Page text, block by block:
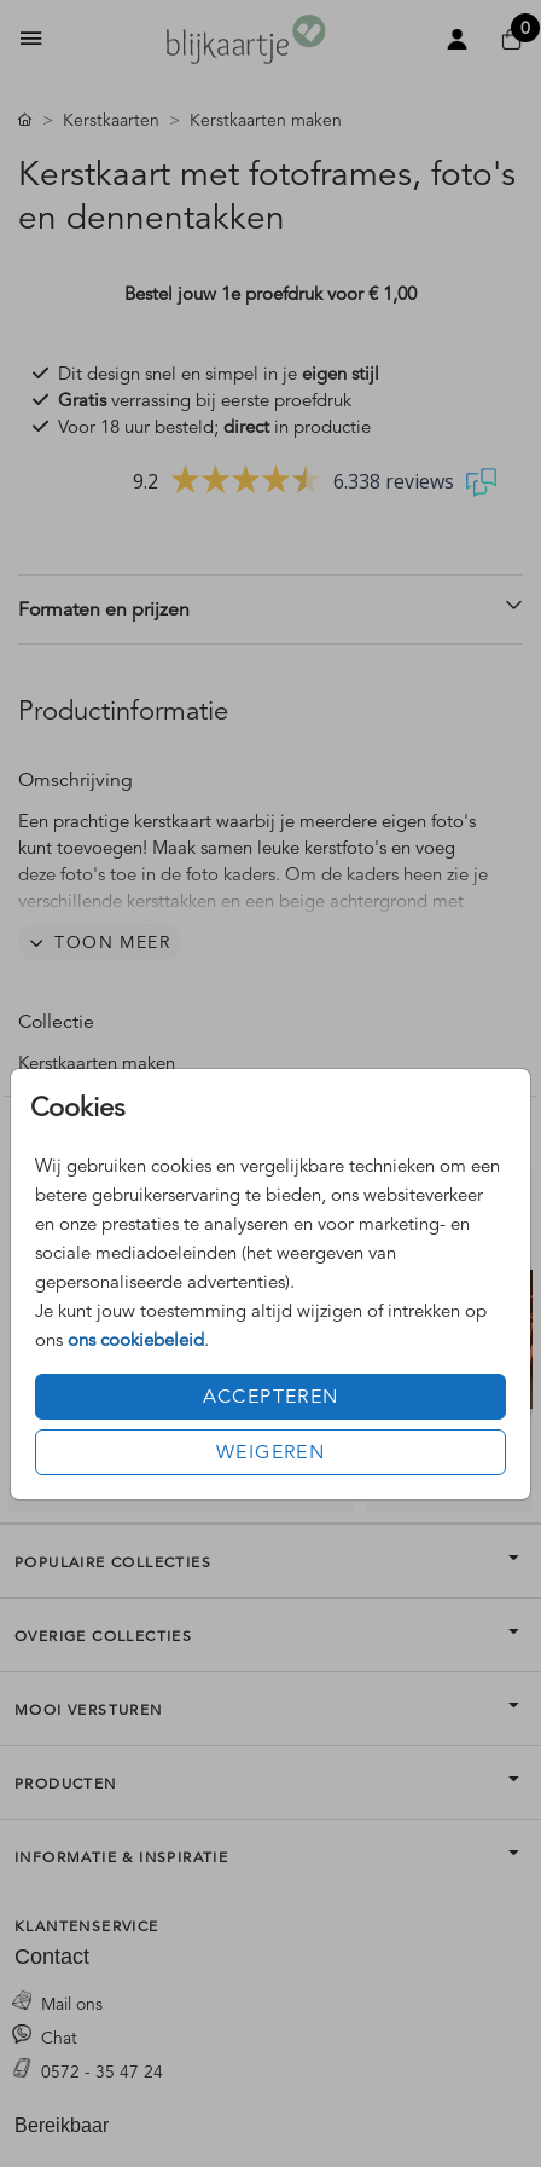
0
Cookies
Wij gebruiken cookies en vergelijkbare technieken om een
betere gebruikerservaring te bieden, ons websiteverkeer
en onze prestaties te analyseren en voor marketing- en
sociale mediadoeleinden (het weergeven van
gepersonaliseerde advertenties).
Je kunt jouw toestemming altijd wijzigen of intrekken op
ons ons cookiebeleid.
ACCEPTEREN
WEIGEREN
Kerstkaarten Kerstkaarten maken
Kerstkaart met fotoframes, foto's
en dennentakken
Bestel jouw 1e proefdruk voor€ 1,00
Dit design snel en simpel in je eigen stijl
Gratisverrassing bij eerste proefdruk
Voor 18 uur besteld; directin productie
9.2 6.338 reviews
Formaten en prijzen
Productinformatie
Omschrijving
Een prachtige kerstkaart waarbij je meerdere eigen foto's
kunt toevoegen! Maak samen leuke kerstfoto's en voeg
deze foto's toe in de foto kaders. Om de kaders heen zie je
verschillende kersttakken en een beige achtergrond met
je dierbaren fijne feestdagen toe!
TOON MEER
Collectie
Kerstkaarten maken
POPULAIRE COLLECTIES
OVERIGE COLLECTIES
MOOI VERSTUREN
PRODUCTEN
INFORMATIE & INSPIRATIE
KLANTENSERVICE
Contact
Mail ons
Chat
0572 - 35 47 24
Bereikbaar